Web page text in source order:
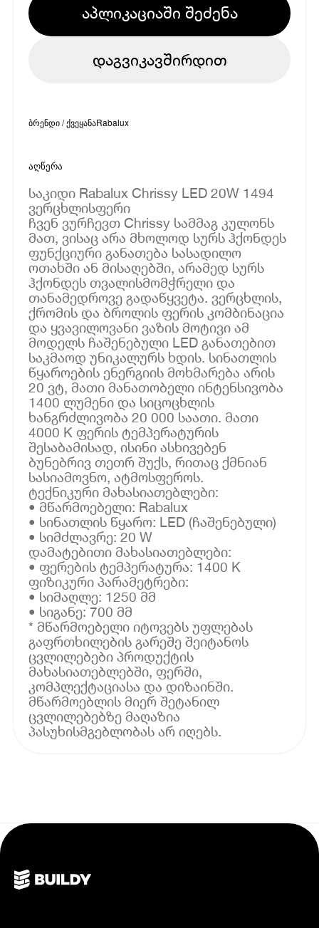
აპლიკაციაში შეძენა
დაგვიკავშირდით
ბრენდი / ქვეყანაRabalux
აღწერა
საკიდი Rabalux Chrissy LED 20W 1494
ვერცხლისფერი
ჩვენ ვურჩევთ Chrissy სამმაგ კულონს
მათ, ვისაც არა მხოლოდ სურს ჰქონდეს
ფუნქციური განათება სასადილო
ოთახში ან მისაღებში, არამედ სურს
ჰქონდეს თვალისმომჭრელი და
თანამედროვე გადაწყვეტა. ვერცხლის,
ქრომის და ბროლის ფერის კომბინაცია
და ყვავილოვანი ვაზის მოტივი ამ
მოდელს ჩაშენებული LED განათებით
საკმაოდ უნიკალურს ხდის. სინათლის
წყაროების ენერგიის მოხმარება არის
20 ვტ, მათი მანათობელი ინტენსივობა
1400 ლუმენი და სიცოცხლის
ხანგრძლივობა 20 000 საათი. მათი
4000 K ფერის ტემპერატურის
შესაბამისად, ისინი ასხივებენ
ბუნებრივ თეთრ შუქს, რითაც ქმნიან
სასიამოვნო, ატმოსფეროს.
ტექნიკური მახასიათებლები:
• მწარმოებელი: Rabalux
• სინათლის წყარო: LED (ჩაშენებული)
• სიმძლავრე: 20 W
დამატებითი მახასიათებლები:
• ფერების ტემპერატურა: 1400 K
ფიზიკური პარამეტრები:
• სიმაღლე: 1250 მმ
• სიგანე: 700 მმ
* მწარმოებელი იტოვებს უფლებას
გაფრთხილების გარეშე შეიტანოს
ცვლილებები პროდუქტის
მახასიათებლებში, ფერში,
კომპლექტაციასა და დიზაინში.
მწარმოებლის მიერ შეტანილ
ცვლილებებზე მაღაზია
პასუხისმგებლობას არ იღებს.